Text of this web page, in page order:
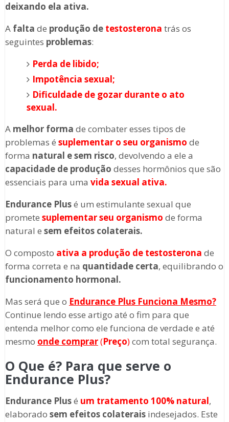
deixando ela ativa.
A falta de produção de testosterona trás os
seguintes problemas:
Perda de libido;
Impotência sexual;
Dificuldade de gozar durante o ato
sexual.
A melhor forma de combater esses tipos de
problemas é suplementar o seu organismo de
forma natural esem risco, devolvendo a ele a
capacidade de produção desses hormônios que são
essenciais para uma vida sexual ativa.
Endurance Plusé um estimulante sexual que
promete suplementar seu organismo de forma
natural e sem efeitos colaterais.
O composto ativa a produção de testosterona de
forma correta e na quantidade certa, equilibrando o
funcionamento hormonal.
Mas será que o Endurance Plus Funciona Mesmo?
Continue lendo esse artigo até o fim para que
entenda melhor como ele funciona de verdade e até
mesmo onde comprar(Preço)com total segurança.
O Que é? Para que serve o
Endurance Plus?
Endurance Plusé um tratamento 100% natural,
elaborado sem efeitos colateraisindesejados. Este